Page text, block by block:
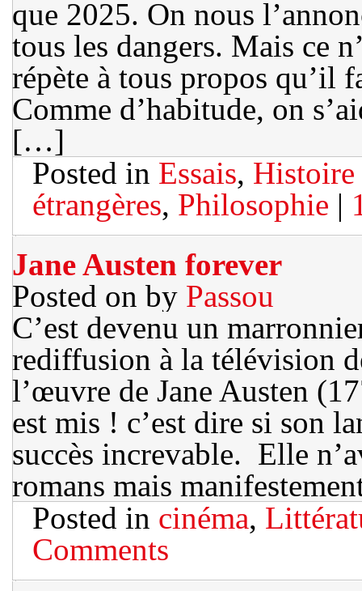
que 2025. On nous
tous les dangers. Mais ce
répète à tous propos qu’il
Comme d’habitude, on
[…]
Posted in Essais,
étrangères, Philosophie |
Jane Austen forever
Posted on by Passou
C’est devenu un
rediffusion à la télévision
l’œuvre de Jane Austen
est mis ! c’est dire si son
succès increvable. Elle
romans mais
Posted in cinéma,
Comments